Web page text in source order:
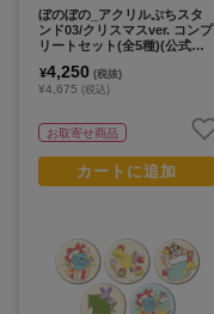
ぼのぼの_アクリルぷちスタ
ンド03/クリスマスver. コンプ
リートセット(全5種)(公式イ
／5個入り】
¥4,250 (税抜)
¥4,675 (税込)
お取寄せ商品
カートに追加